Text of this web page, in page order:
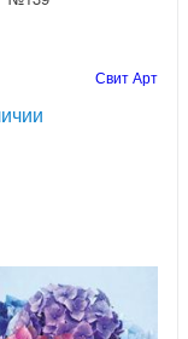
Свит Арт